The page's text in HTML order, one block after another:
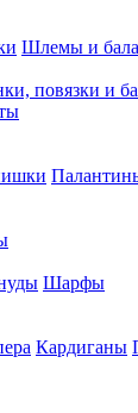
Шлемы и
повязки и
Шарфы
Кардиганы